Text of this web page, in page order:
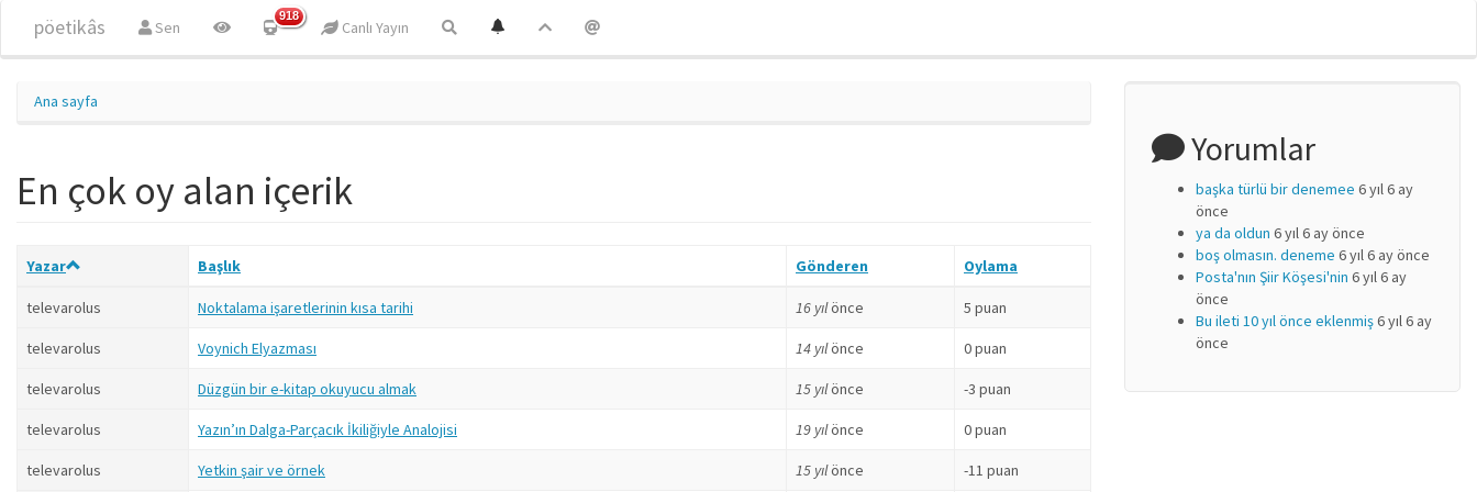
pöetikâs Sen
918
Canlı Yayın
Ana sayfa
En çok oy alan içerik
Yazar Başlık Gönderen Oylama
televarolus Noktalama işaretlerinin kısa tarihi 16 yılönce 5 puan
televarolus Voynich Elyazması 14 yılönce 0 puan
televarolus Düzgün bir e-kitap okuyucu almak 15 yılönce -3 puan
televarolus Yazın’ın Dalga-Parçacık İkiliğiyle Analojisi 19 yılönce 0 puan
televarolus Yetkin şair ve örnek 15 yılönce -11 puan
Yorumlar
başka türlü bir denemee 6 yıl 6 ay
önce
ya da oldun 6 yıl 6 ay önce
boş olmasın. deneme 6 yıl 6 ay önce
Posta'nın Şiir Köşesi'nin 6 yıl 6 ay
önce
Bu ileti 10 yıl önce eklenmiş6 yıl 6 ay
önce